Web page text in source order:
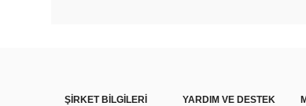
ŞİRKET BİLGİLERİ
YARDIM VE DESTEK